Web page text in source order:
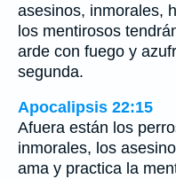
asesinos, inmorales,
los mentirosos
arde con fuego y
segunda.
Apocalipsis 22:15
Afuera están los
inmorales, los
ama y practica la